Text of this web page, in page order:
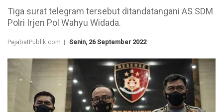
Tiga surat telegram tersebut ditandatangani AS SDM
Polri Irjen Pol Wahyu Widada.
PejabatPublik.com | Senin, 26 September 2022